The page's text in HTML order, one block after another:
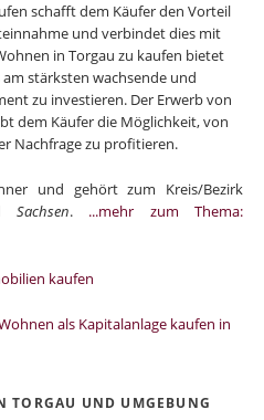
schafft dem Käufer den Vorteil
und verbindet dies mit
in Torgau zu kaufen bietet
stärksten wachsende und
zu investieren. Der Erwerb von
dem Käufer die Möglichkeit, von
Nachfrage zu profitieren.
und gehört zum Kreis/Bezirk
Sachsen. ...mehr zum Thema:
kaufen
als Kapitalanlage kaufen in
TORGAU UND UMGEBUNG